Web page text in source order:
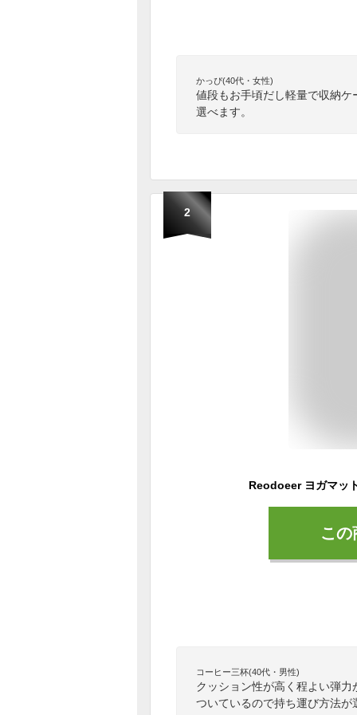
かっぴ(40代・女性)
値段もお手頃だし軽量で収納
選べます。
2
こ
コーヒー三杯(40代・男性)
クッション性が高く程よい弾
ついているので持ち運び方法が